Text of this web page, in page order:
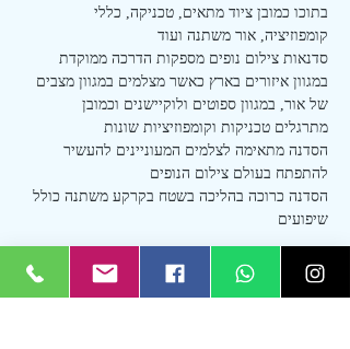
בתוכו כמובן ציוד מתאים, טכניקה, כללי
קומפוזיציה, אור משתנה ועוד
סדנאות צילום נופים מספקות הדרכה ממוקדת
במגוון איזורים בארץ כאשר מצלמים במגוון מצבים
של אור, במגוון ספוטים ולוקיישנים וכמובן
מתרגלים טכניקות וקומפוזיציות שונות
הסדנה מתאימה לצלמים המעוניינים להעשיר
להתפתח בעולם צילום הנופים
הסדנה כרוכה בהליכה בשטח בקרקע משתנה כולל
שיפועים
כרטיסים